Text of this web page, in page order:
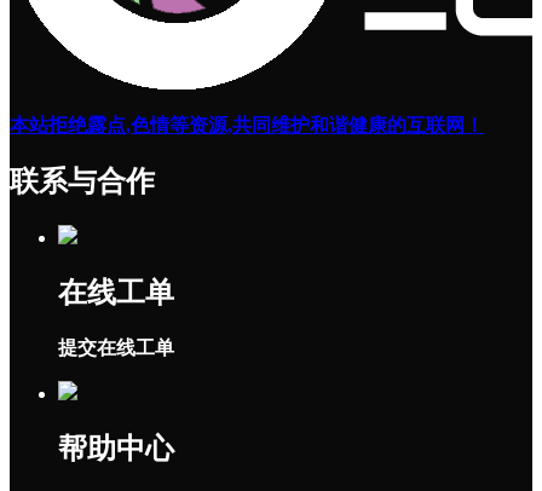
本站拒绝露点,色情等资源,共同维护和谐健康的互联网！
联系与合作
在线工单
提交在线工单
帮助中心